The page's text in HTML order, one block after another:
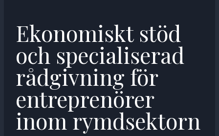
Ekonomiskt stöd
och specialiserad
rådgivning för
entreprenörer
inom rymdsektorn